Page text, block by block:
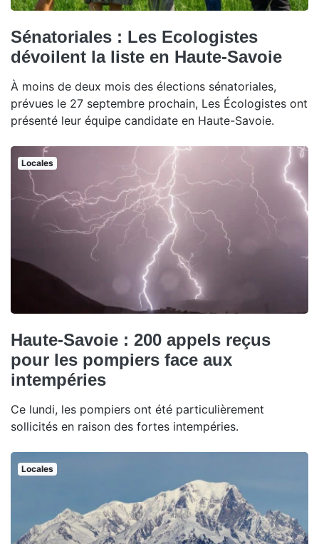
Sénatoriales : Les Ecologistes
dévoilent la liste en Haute-Savoie
À moins de deux mois des élections sénatoriales,
prévues le 27 septembre prochain, Les Écologistes ont
présenté leur équipe candidate en Haute-Savoie.
Locales
Haute-Savoie : 200 appels reçus
pour les pompiers face aux
intempéries
Ce lundi, les pompiers ont été particulièrement
sollicités en raison des fortes intempéries.
Locales